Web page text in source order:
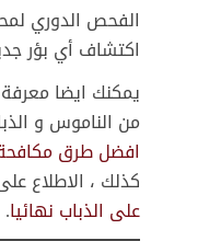
الفحص الدوري
اكتشاف أي بؤر
يمكنك ايضا
من الناموس و
افضل طرق
كذلك ، الاطلاع
على الذباب نهائيا.